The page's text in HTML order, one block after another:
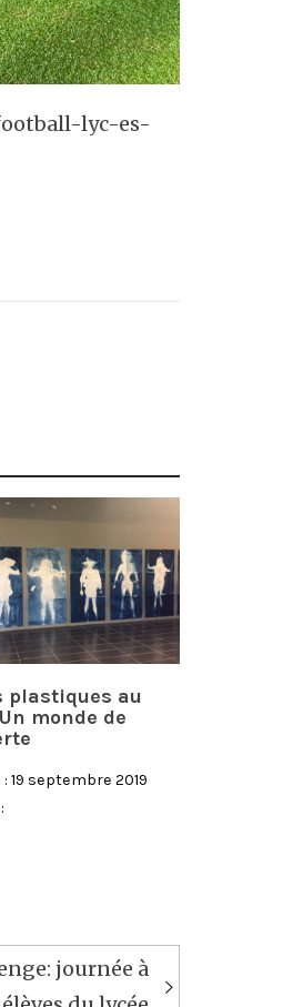
lyc-es-
plastiques au
monde de
19 septembre 2019
journée à